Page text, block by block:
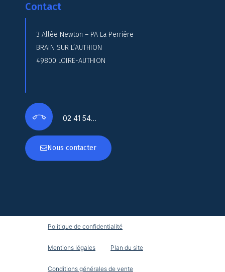
Contact
3 Allée Newton – PA La Perrière
BRAIN SUR L’AUTHION
49800 LOIRE-AUTHION
02 41 54…
Nous contacter
Politique de confidentialité
Mentions légales Plan du site
Conditions générales de vente